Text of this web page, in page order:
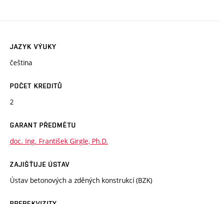
JAZYK VÝUKY
čeština
POČET KREDITŮ
2
GARANT PŘEDMĚTU
doc. Ing. František Girgle, Ph.D.
ZAJIŠŤUJE ÚSTAV
Ústav betonových a zděných konstrukcí (BZK)